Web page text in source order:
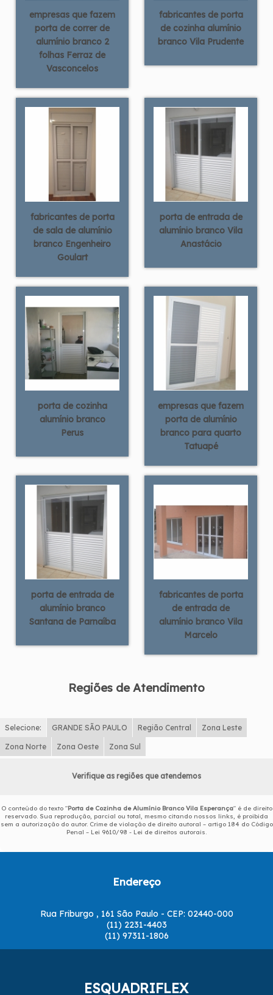
empresas que fazem
porta de correr de
alumínio branco 2
folhas Ferraz de
Vasconcelos
fabricantes de porta
de cozinha alumínio
branco Vila Prudente
fabricantes de porta
de sala de alumínio
branco Engenheiro
Goulart
porta de entrada de
alumínio branco Vila
Anastácio
porta de cozinha
alumínio branco
Perus
empresas que fazem
porta de alumínio
branco para quarto
Tatuapé
porta de entrada de
alumínio branco
Santana de Parnaíba
fabricantes de porta
de entrada de
alumínio branco Vila
Marcelo
Regiões de Atendimento
Selecione: GRANDE SÃO PAULO Região Central Zona Leste
Zona Norte Zona Oeste Zona Sul
Verifique as regiões que atendemos
O conteúdo do texto "Porta de Cozinha de Alumínio Branco Vila Esperança" é de direito
reservado. Sua reprodução, parcial ou total, mesmo citando nossos links, é proibida
sem a autorização do autor. Crime de violação de direito autoral – artigo 184 do Código
Penal – Lei 9610/98 - Lei de direitos autorais
Endereço
Rua Friburgo , 161 São Paulo - CEP: 02440-000
(11) 2231-4403
(11) 97311-1806
ESQUADRIFLEX